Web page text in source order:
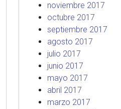
noviembre 2017
octubre 2017
septiembre 2017
agosto 2017
julio 2017
junio 2017
mayo 2017
abril 2017
marzo 2017